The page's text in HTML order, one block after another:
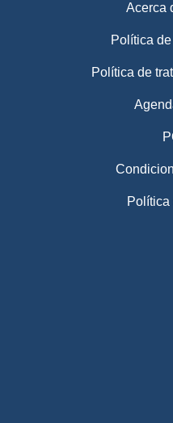
Acerca
Política
Política de